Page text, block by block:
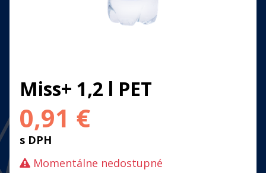
Miss+ 1,2 l PET
0,91 €
s DPH
Momentálne nedostupné